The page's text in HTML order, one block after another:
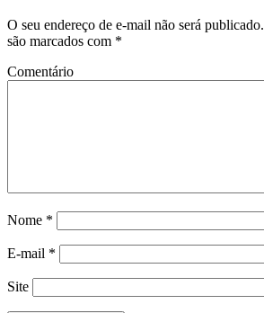
O seu endereço de e-mail não será publicado.
são marcados com *
Comentário
Nome *
E-mail *
Site